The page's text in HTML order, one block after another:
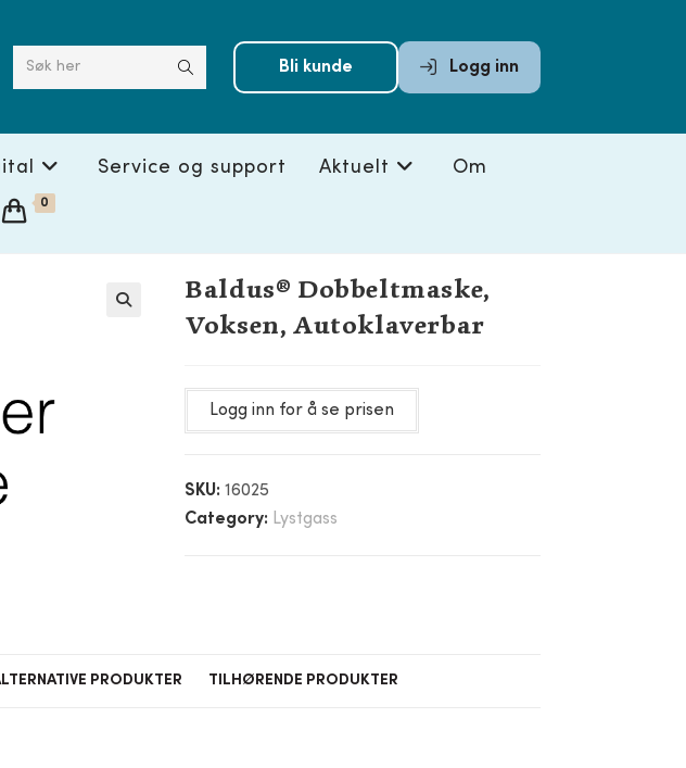
Søk her Bli kunde Logg inn
Service og support Aktuelt Om
0
Baldus® Dobbeltmaske,
Voksen, Autoklaverbar
Logg inn for å se prisen
SKU:16025
Category: Lystgass
PRODUKTER TILHØRENDE PRODUKTER